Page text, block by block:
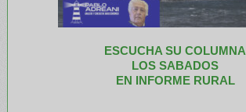
ESCUCHA SU COLUMNA
LOS SABADOS
EN INFORME RURAL